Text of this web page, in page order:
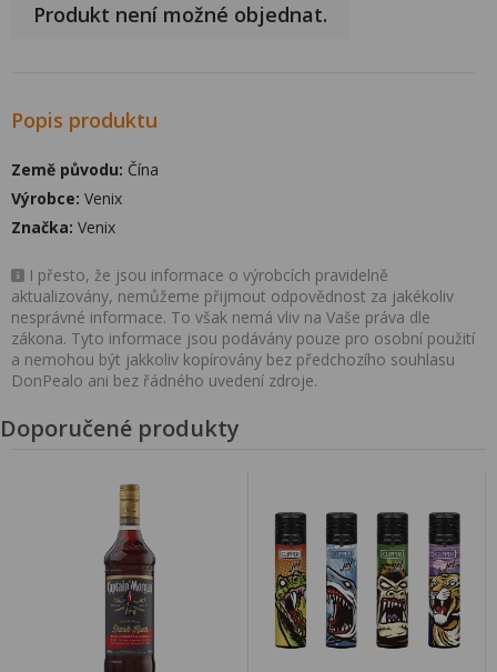
Produkt není možné objednat.
Popis produktu
Země původu: Čína
Výrobce: Venix
Značka: Venix
I přesto, že jsou informace o výrobcích pravidelně
aktualizovány, nemůžeme přijmout odpovědnost za jakékoliv
nesprávné informace. To však nemá vliv na Vaše práva dle
zákona. Tyto informace jsou podávány pouze pro osobní použití
a nemohou být jakkoliv kopírovány bez předchozího souhlasu
DonPealo ani bez řádného uvedení zdroje.
Doporučené produkty